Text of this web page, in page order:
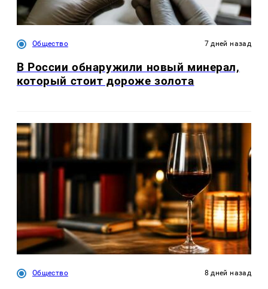
Общество 7 дней назад
В России обнаружили новый минерал,
который стоит дороже золота
Общество 8 дней назад